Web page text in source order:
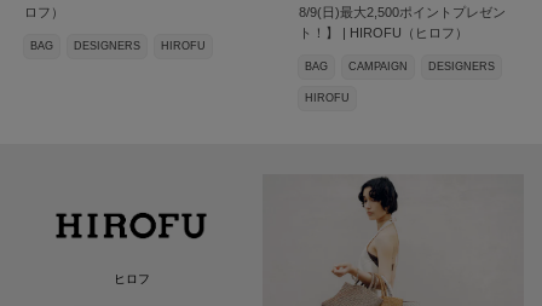
ロフ）
BAG DESIGNERS HIROFU
8/9(日)最大2,500ポイントプレゼン
ト！】 | HIROFU（ヒロフ）
BAG CAMPAIGN DESIGNERS
HIROFU
ヒロフ